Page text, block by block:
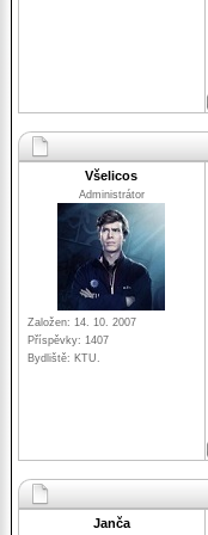
Všelicos
Administrátor
Založen: 14. 10. 2007
Příspěvky: 1407
Bydliště: KTU.
Janča